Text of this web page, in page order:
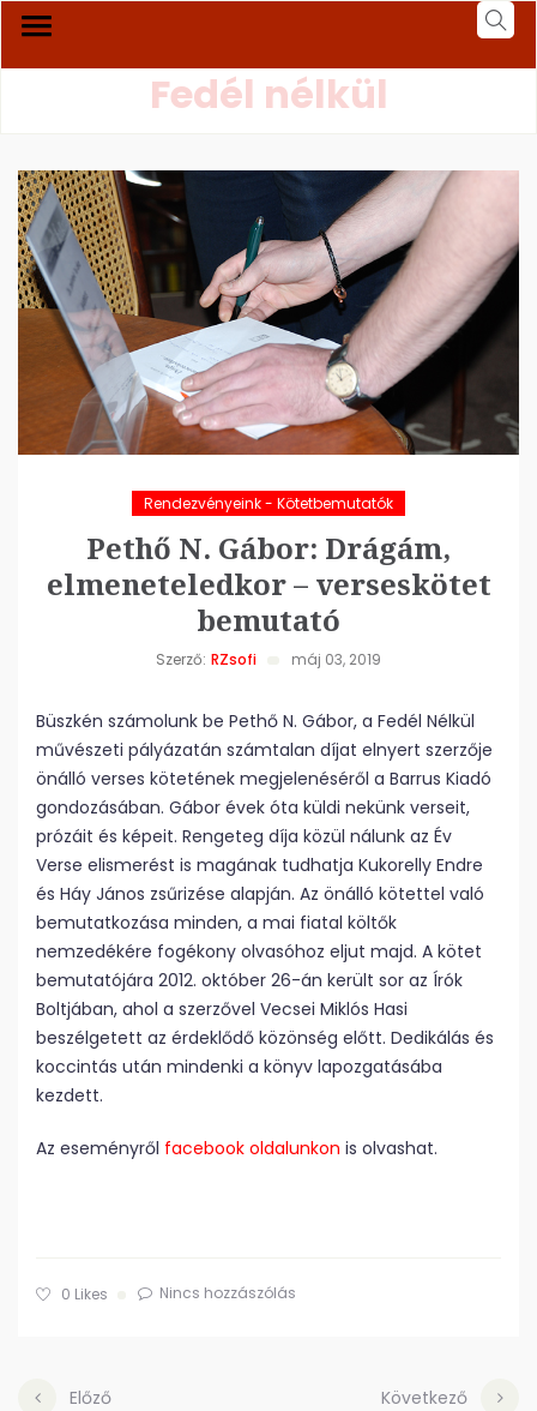
Fedél nélkül
Rendezvényeink - Kötetbemutatók
Pethő N. Gábor: Drágám,
elmeneteledkor – verseskötet
bemutató
Szerző: RZsofi máj 03, 2019
Büszkén számolunk be Pethő N. Gábor, a Fedél Nélkül
művészeti pályázatán számtalan díjat elnyert szerzője
önálló verses kötetének megjelenéséről a Barrus Kiadó
gondozásában. Gábor évek óta küldi nekünk verseit,
prózáit és képeit. Rengeteg díja közül nálunk az Év
Verse elismerést is magának tudhatja Kukorelly Endre
és Háy János zsűrizése alapján. Az önálló kötettel való
bemutatkozása minden, a mai fiatal költők
nemzedékére fogékony olvasóhoz eljut majd. A kötet
bemutatójára 2012. október 26-án került sor az Írók
Boltjában, ahol a szerzővel Vecsei Miklós Hasi
beszélgetett az érdeklődő közönség előtt. Dedikálás és
koccintás után mindenki a könyv lapozgatásába
kezdett.
Az eseményről facebook oldalunkon is olvashat.
0 Likes Nincs hozzászólás
Előző Következő